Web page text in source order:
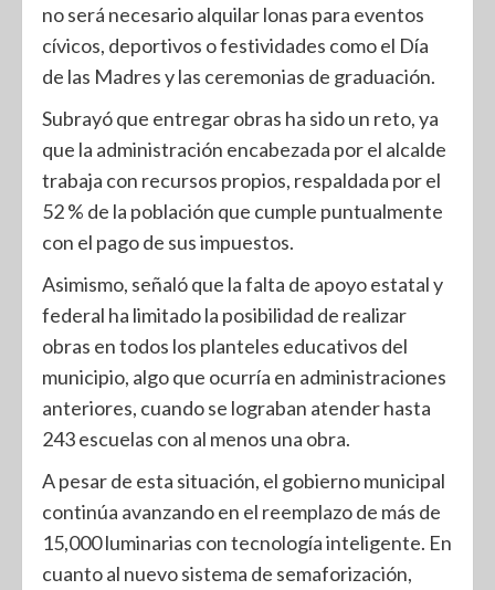
no será necesario alquilar lonas para eventos
cívicos, deportivos o festividades como el Día
de las Madres y las ceremonias de graduación.
Subrayó que entregar obras ha sido un reto, ya
que la administración encabezada por el alcalde
trabaja con recursos propios, respaldada por el
52 % de la población que cumple puntualmente
con el pago de sus impuestos.
Asimismo, señaló que la falta de apoyo estatal y
federal ha limitado la posibilidad de realizar
obras en todos los planteles educativos del
municipio, algo que ocurría en administraciones
anteriores, cuando se lograban atender hasta
243 escuelas con al menos una obra.
A pesar de esta situación, el gobierno municipal
continúa avanzando en el reemplazo de más de
15,000 luminarias con tecnología inteligente. En
cuanto al nuevo sistema de semaforización,